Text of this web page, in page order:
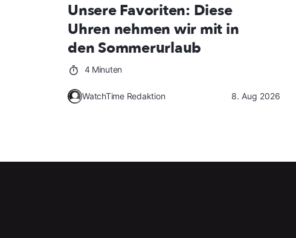
Unsere Favoriten: Diese
Uhren nehmen wir mit in
den Sommerurlaub
4 Minuten
WatchTime Redaktion 8. Aug 2026